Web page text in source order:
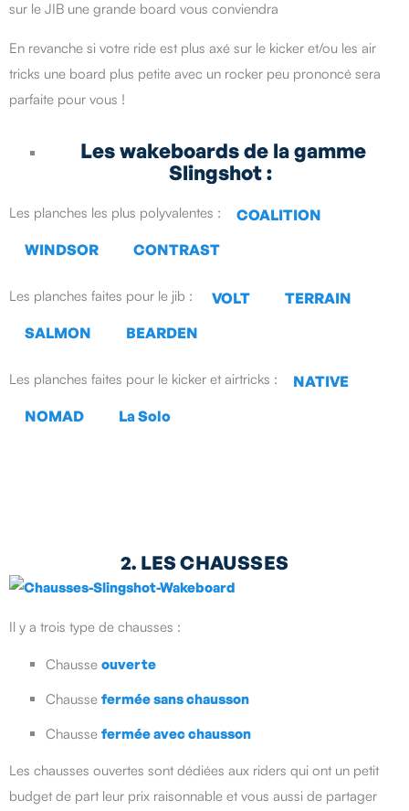
sur le JIB une grande board vous conviendra
En revanche si votre ride est plus axé sur le kicker et/ou les air
tricks une board plus petite avec un rocker peu prononcé sera
parfaite pour vous !
Les wakeboards de la gamme
Slingshot :
Les planches les plus polyvalentes :
COALITION
WINDSOR
CONTRAST
Les planches faites pour le jib : VOLT
TERRAIN
SALMON
BEARDEN
Les planches faites pour le kicker et airtricks :
NATIVE
NOMAD
La Solo
2. LES CHAUSSES
Il y a trois type de chausses :
Chausse ouverte
Chausse fermée sans chausson
Chausse fermée avec chausson
Les chausses ouvertes sont dédiées aux riders qui ont un petit
budget de part leur prix raisonnable et vous aussi de partager